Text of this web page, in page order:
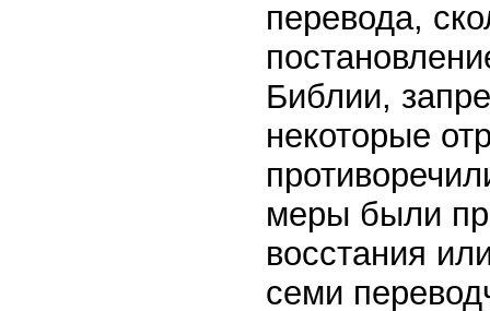
перевода,
Библии,
некоторые
меры были
восстания
семи